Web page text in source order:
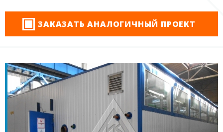
ЗАКАЗАТЬ АНАЛОГИЧНЫЙ ПРОЕКТ